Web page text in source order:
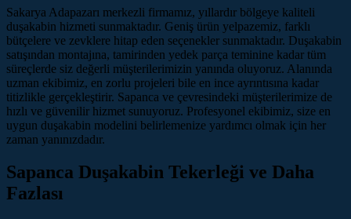
Sakarya Adapazarı merkezli firmamız, yıllardır bölgeye kaliteli
duşakabin hizmeti sunmaktadır. Geniş ürün yelpazemiz, farklı
bütçelere ve zevklere hitap eden seçenekler sunmaktadır. Duşakabin
satışından montajına, tamirinden yedek parça teminine kadar tüm
süreçlerde siz değerli müşterilerimizin yanında oluyoruz. Alanında
uzman ekibimiz, en zorlu projeleri bile en ince ayrıntısına kadar
titizlikle gerçekleştirir. Sapanca ve çevresindeki müşterilerimize de
hızlı ve güvenilir hizmet sunuyoruz. Profesyonel ekibimiz, size en
uygun duşakabin modelini belirlemenize yardımcı olmak için her
zaman yanınızdadır.
Sapanca Duşakabin Tekerleği ve Daha
Fazlası